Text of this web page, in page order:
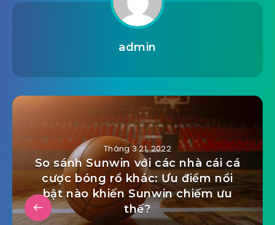
admin
Tháng 3 21, 2022
So sánh Sunwin với các nhà cái cá
cược bóng rổ khác: Ưu điểm nổi
bật nào khiến Sunwin chiếm ưu
thế?